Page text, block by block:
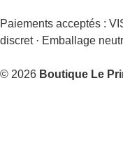
Paiements acceptés :
discret · Emballage
© 2026 Boutique Le